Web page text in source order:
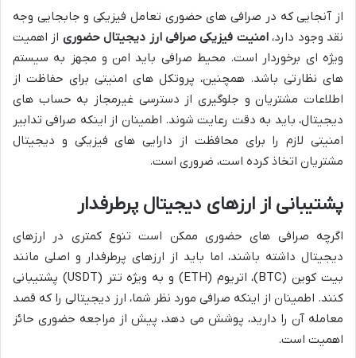
از آنجایی که در صرافی های حضوری تعامل فیزیکی و جابجایی وجه
نقد وجود دارد،امنیت فیزیکی صرافی ارز دیجیتال حضوری از اهمیت
ویژه ای برخوردار است. محیط صرافی باید امن و مجهز به سیستم
های نظارتی باشد. همچنین، پروتکل های امنیتی برای حفاظت از
اطلاعات مشتریان و جلوگیری از دسترسی غیرمجاز به حساب های
دیجیتال، باید به دقت رعایت شوند. اطمینان از اینکه صرافی تدابیر
امنیتی لازم را برای محافظت از دارایی های فیزیکی و دیجیتال
مشتریان اتخاذ کرده است، ضروری است.
پشتیبانی از ارزهای دیجیتال پرطرفدار
اگرچه صرافی های حضوری ممکن است تنوع کمتری در ارزهای
دیجیتال داشته باشند، اما باید از ارزهای پرطرفدار و اصلی مانند
بیت کوین (BTC)، اتریوم (ETH) و به ویژه تتر (USDT) پشتیبانی
کنند. اطمینان از اینکه صرافی مورد نظر شما، ارز دیجیتالی را که قصد
معامله آن را دارید، پوشش می دهد، پیش از مراجعه حضوری حائز
اهمیت است.